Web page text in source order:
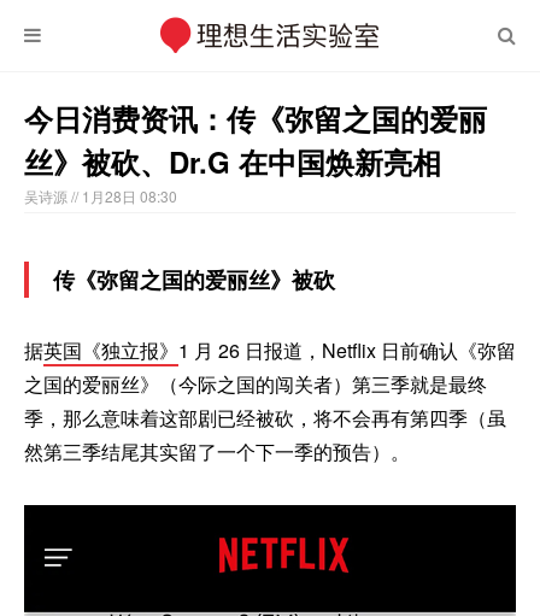
今日消费资讯：传《弥留之国的爱丽
丝》被砍、Dr.G 在中国焕新亮相
吴诗源 // 1月28日 08:30
传《弥留之国的爱丽丝》被砍
据英国《独立报》 1 月 26 日报道，Netflix 日前确认《弥留
之国的爱丽丝》（今际之国的闯关者）第三季就是最终
季，那么意味着这部剧已经被砍，将不会再有第四季（虽
然第三季结尾其实留了一个下一季的预告）。